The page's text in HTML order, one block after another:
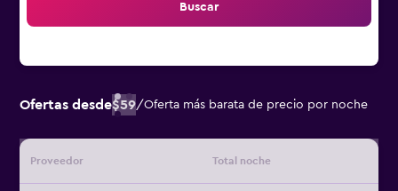
Buscar
Ofertas desde$59/Oferta más barata de precio por noche
Proveedor Total noche